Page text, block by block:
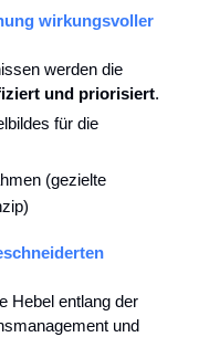
wirkungsvoller
werden die
und priorisiert.
für die
(gezielte
Hebel entlang der
und